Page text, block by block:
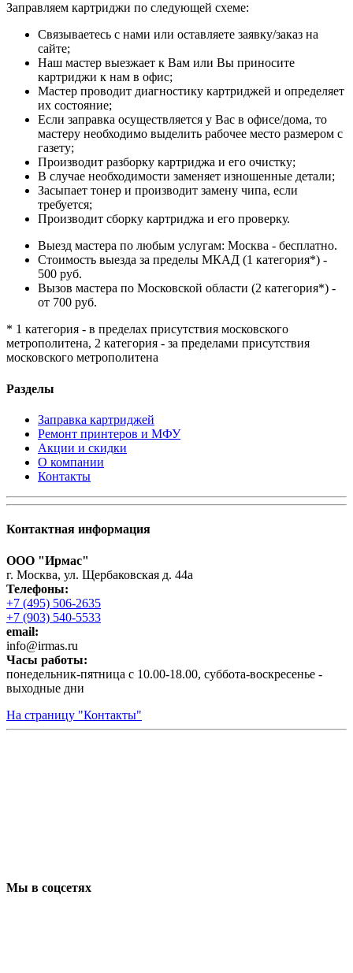
Заправляем картриджи по следующей схеме:
Связываетесь с нами или оставляете заявку/заказ на
сайте;
Наш мастер выезжает к Вам или Вы приносите
картриджи к нам в офис;
Мастер проводит диагностику картриджей и определяет
их состояние;
Если заправка осуществляется у Вас в офисе/дома, то
мастеру необходимо выделить рабочее место размером с
газету;
Производит разборку картриджа и его очистку;
В случае необходимости заменяет изношенные детали;
Засыпает тонер и производит замену чипа, если
требуется;
Производит сборку картриджа и его проверку.
Выезд мастера по любым услугам: Москва - бесплатно.
Стоимость выезда за пределы МКАД (1 категория*) -
500 руб.
Вызов мастера по Московской области (2 категория*) -
от 700 руб.
* 1 категория - в пределах присутствия московского
метрополитена, 2 категория - за пределами присутствия
московского метрополитена
Разделы
Заправка картриджей
Ремонт принтеров и МФУ
Акции и скидки
О компании
Контакты
Контактная информация
ООО "Ирмас"
г. Москва, ул. Щербаковская д. 44а
Телефоны:
+7 (495) 506-2635
+7 (903) 540-5533
email:
infо@irmas.ru
Часы работы:
понедельник-пятница с 10.00-18.00, суббота-воскресенье -
выходные дни
На страницу "Контакты"
Мы в соцсетях